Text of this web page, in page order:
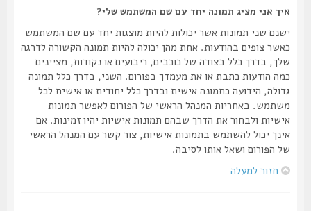
איך אני מציג תמונה יחד עם שם המשתמש שלי?
ישנם שני תמונות אשר יכולות להיות מוצגות יחד עם שם המשתמש
כאשר צופים בהודעות. אחת מהן יכולה להיות תמונה הקשורה לדרגה
שלך, בדרך כלל בצודה של כוכבים, ריבועים או נקודות, מציינים
כמה הודעות כתבת או את מעמדך בפורום. השני, בדרך כלל תמונה
גדולה, הידועה כתמונה אישית ובדרך כלל יחודית או אישית לכל
משתמש. באחריות המנהל הראשי של הפורום לאפשר תמונות
אישיות ולבחור את הדרך שבהם תמונות אישיות יהיו זמינות. אם
אינך יכול להשתמש בתמונות אישיות, צור קשר עם המנהל הראשי
של הפורום ושאל אותו לסיבה.
חזור למעלה